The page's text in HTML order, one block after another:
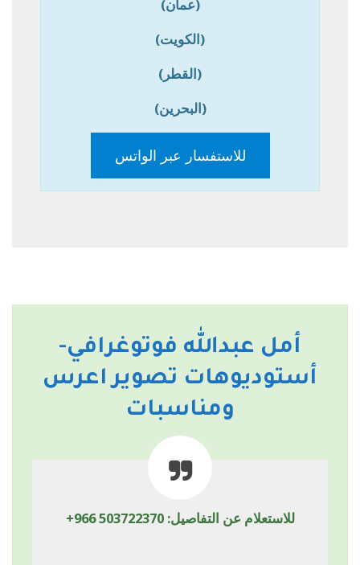
(عمان)
(الكويت)
(القطر)
(البحرين)
للاستفسار عبر الواتس
أمل عبدالله فوتوغرافي-
أستوديوهات تصوير اعرس
ومناسبات
للاستعلام عن التفاصيل:+966 503722370